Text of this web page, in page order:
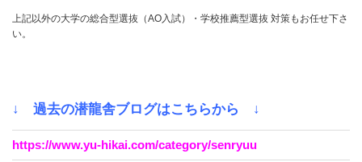
上記以外の大学の総合型選抜（AO入試）・学校推薦型選抜 対策もお任せ下さ
い。
↓ 過去の潜龍舎ブログはこちらから ↓
https://www.yu-hikai.com/category/senryuu